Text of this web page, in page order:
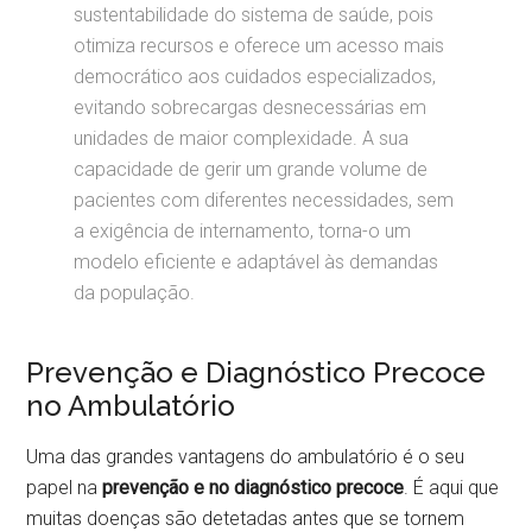
sustentabilidade do sistema de saúde, pois
otimiza recursos e oferece um acesso mais
democrático aos cuidados especializados,
evitando sobrecargas desnecessárias em
unidades de maior complexidade. A sua
capacidade de gerir um grande volume de
pacientes com diferentes necessidades, sem
a exigência de internamento, torna-o um
modelo eficiente e adaptável às demandas
da população.
Prevenção e Diagnóstico Precoce
no Ambulatório
Uma das grandes vantagens do ambulatório é o seu
papel naprevenção e no diagnóstico precoce. É aqui que
muitas doenças são detetadas antes que se tornem